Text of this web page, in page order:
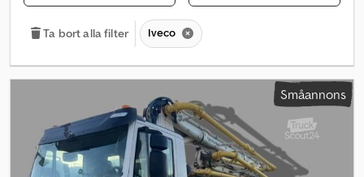
Ta bort alla filter Iveco
Småannons